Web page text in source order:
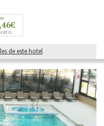
de este hotel